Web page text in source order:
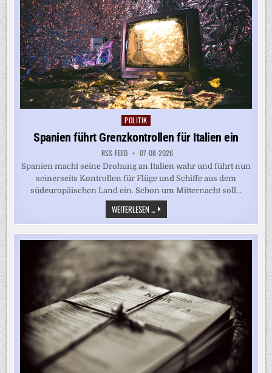
Posted
in
POLITIK
Spanien führt Grenzkontrollen für Italien ein
RSS-FEED 07-08-2026
Spanien macht seine Drohung an Italien wahr und führt nun
seinerseits Kontrollen für Flüge und Schiffe aus dem
südeuropäischen Land ein. Schon um Mitternacht soll...
WEITERLESEN ...SPANIEN
FÜHRT
GRENZKONTROLLEN
FÜR
ITALIEN
EIN